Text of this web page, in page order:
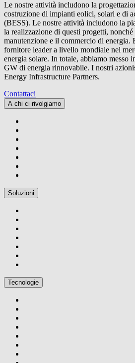
Le nostre attività includono la
costruzione di impianti eolici, solari e di
(BESS). Le nostre attività includono la
la realizzazione di questi progetti,
manutenzione e il commercio di energia.
fornitore leader a livello mondiale nel
energia solare. In totale, abbiamo messo
GW di energia rinnovabile. I nostri
Energy Infrastructure Partners.
Contattaci
A chi ci rivolgiamo
Soluzioni
Tecnologie